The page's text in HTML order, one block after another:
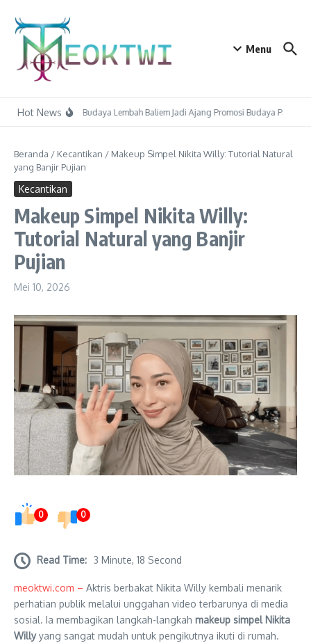
Menu
Hot NewsFestival Budaya Lembah Baliem Jadi Ajang Promosi Budaya Papua
Beranda / Kecantikan / Makeup Simpel Nikita Willy: Tutorial Natural
yang Banjir Pujian
Kecantikan
Makeup Simpel Nikita Willy:
Tutorial Natural yang Banjir
Pujian
Mei 10, 2026
0 0
Read Time: 3 Minute, 18 Second
meoktwi.com – Aktris berbakat Nikita Willy kembali menarik
perhatian publik melalui unggahan video terbarunya di media
sosial. Ia membagikan langkah-langkah makeup simpel Nikita
Willyyang sangat mudah untuk pengikutnya ikuti di rumah.